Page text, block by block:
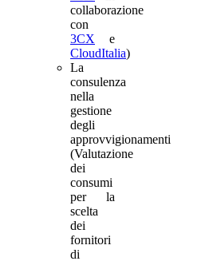
collaborazione
con
3CX e
CloudItalia)
La
consulenza
nella
gestione
degli
approvvigionamenti
(Valutazione
dei
consumi
per la
scelta
dei
fornitori
di